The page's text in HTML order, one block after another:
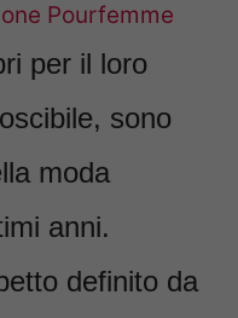
Pourfemme
per il loro
sono
moda
anni.
definito da